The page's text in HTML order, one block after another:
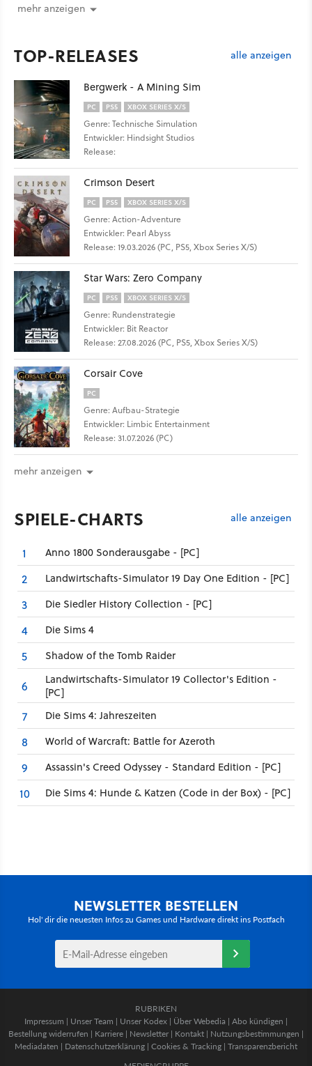
mehr anzeigen
TOP-RELEASES alle anzeigen
Bergwerk - A Mining Sim
PC PS5 XBOX SERIES X/S
Genre: Technische Simulation
Entwickler: Hindsight Studios
Release:
Crimson Desert
PC PS5 XBOX SERIES X/S
Genre: Action-Adventure
Entwickler: Pearl Abyss
Release: 19.03.2026 (PC, PS5, Xbox Series X/S)
Star Wars: Zero Company
PC PS5 XBOX SERIES X/S
Genre: Rundenstrategie
Entwickler: Bit Reactor
Release: 27.08.2026 (PC, PS5, Xbox Series X/S)
Corsair Cove
PC
Genre: Aufbau-Strategie
Entwickler: Limbic Entertainment
Release: 31.07.2026 (PC)
mehr anzeigen
SPIELE-CHARTS alle anzeigen
1 Anno 1800 Sonderausgabe - [PC]
2 Landwirtschafts-Simulator 19 Day One Edition - [PC]
3 Die Siedler History Collection - [PC]
4 Die Sims 4
5 Shadow of the Tomb Raider
6
Landwirtschafts-Simulator 19 Collector's Edition -
[PC]
7 Die Sims 4: Jahreszeiten
8 World of Warcraft: Battle for Azeroth
9 Assassin's Creed Odyssey - Standard Edition - [PC]
10 Die Sims 4: Hunde & Katzen (Code in der Box) - [PC]
NEWSLETTER BESTELLEN
Hol' dir die neuesten Infos zu Games und Hardware direkt ins Postfach
RUBRIKEN
Impressum | Unser Team | Unser Kodex | Über Webedia | Abo kündigen |
Bestellung widerrufen | Karriere | Newsletter | Kontakt | Nutzungsbestimmungen |
Mediadaten | Datenschutzerklärung | Cookies & Tracking | Transparenzbericht